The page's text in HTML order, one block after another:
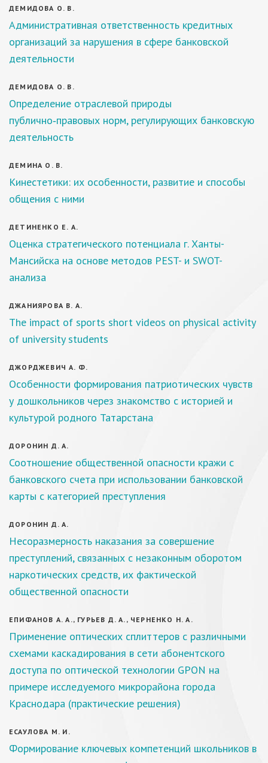
ДЕМИДОВА О. В.
Административная ответственность кредитных
организаций за нарушения в сфере банковской
деятельности
ДЕМИДОВА О. В.
Определение отраслевой природы
публично‑правовых норм, регулирующих банковскую
деятельность
ДЕМИНА О. В.
Кинестетики: их особенности, развитие и способы
общения с ними
ДЕТИНЕНКО Е. А.
Оценка стратегического потенциала г. Ханты-
Мансийска на основе методов PEST- и SWOT-
анализа
ДЖАНИЯРОВА В. А.
The impact of sports short videos on physical activity
of university students
ДЖОРДЖЕВИЧ А. Ф.
Особенности формирования патриотических чувств
у дошкольников через знакомство с историей и
культурой родного Татарстана
ДОРОНИН Д. А.
Соотношение общественной опасности кражи с
банковского счета при использовании банковской
карты с категорией преступления
ДОРОНИН Д. А.
Несоразмерность наказания за совершение
преступлений, связанных с незаконным оборотом
наркотических средств, их фактической
общественной опасности
ЕПИФАНОВ А. А., ГУРЬЕВ Д. А., ЧЕРНЕНКО Н. А.
Применение оптических сплиттеров с различными
схемами каскадирования в сети абонентского
доступа по оптической технологии GPON на
примере исследуемого микрорайона города
Краснодара (практические решения)
ЕСАУЛОВА М. И.
Формирование ключевых компетенций школьников в